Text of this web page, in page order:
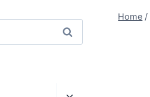
Home /
Otsi
Toggle